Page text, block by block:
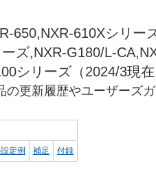
650,NXR-610Xシリー
ズ,NXR-G180/L-
シリーズ（2024/3現
の更新履歴やユーザーズ
定例 補足 付録